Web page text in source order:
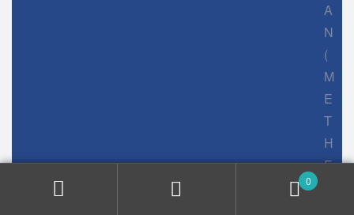
A
N
(
M
E
T
H
E
0